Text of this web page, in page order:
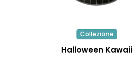
Collezione
Halloween Kawaii